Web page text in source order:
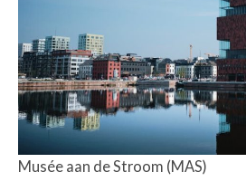
Musée aan de Stroom (MAS)